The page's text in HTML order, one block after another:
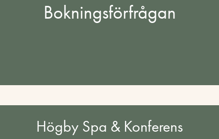
Bokningsförfrågan
Högby Spa & Konferens